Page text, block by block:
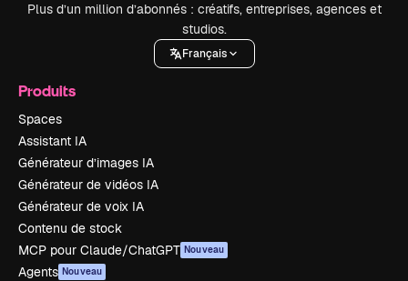
Plus d’un million d’abonnés : créatifs, entreprises, agences et
studios.
Français
Produits
Spaces
Assistant IA
Générateur d’images IA
Générateur de vidéos IA
Générateur de voix IA
Contenu de stock
MCP pour Claude/ChatGPT Nouveau
Agents Nouveau